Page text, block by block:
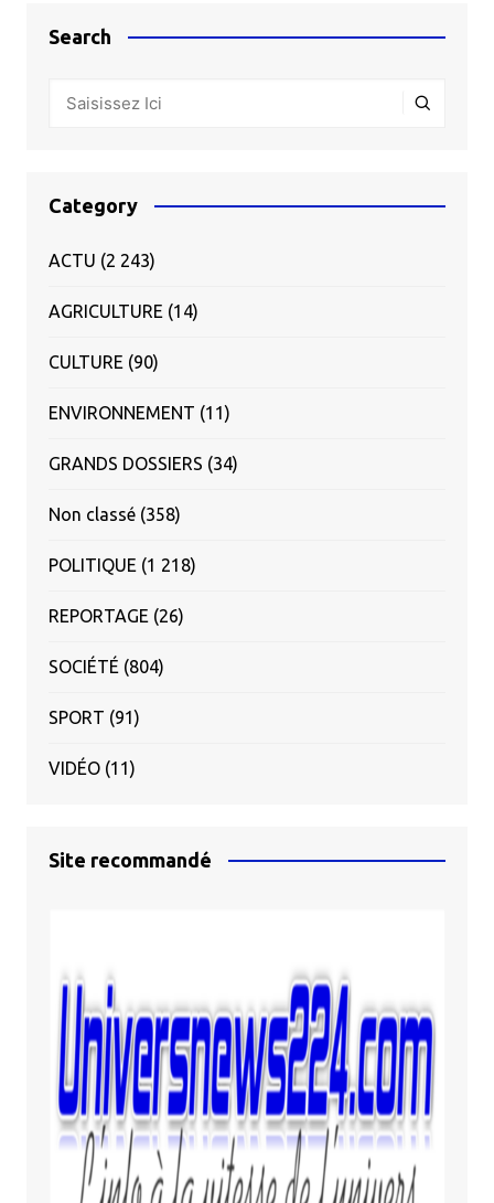
Search
Category
ACTU (2 243)
AGRICULTURE (14)
CULTURE (90)
ENVIRONNEMENT (11)
GRANDS DOSSIERS (34)
Non classé(358)
POLITIQUE (1 218)
REPORTAGE (26)
SOCIÉTÉ (804)
SPORT (91)
VIDÉO(11)
Site recommandé